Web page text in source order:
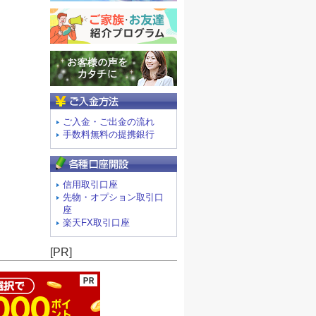
ご入金・ご出金の流れ
手数料無料の提携銀行
信用取引口座
先物・オプション取引口
座
楽天FX取引口座
[PR]